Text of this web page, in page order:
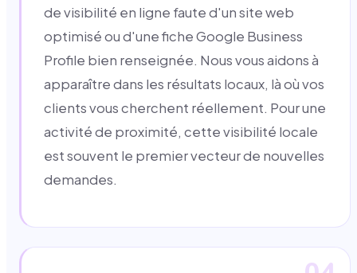
de visibilité en ligne faute d'un site web
optimisé ou d'une fiche Google Business
Profile bien renseignée. Nous vous aidons à
apparaître dans les résultats locaux, là où vos
clients vous cherchent réellement. Pour une
activité de proximité, cette visibilité locale
est souvent le premier vecteur de nouvelles
demandes.